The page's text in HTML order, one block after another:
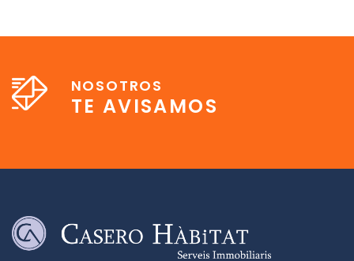
NOSOTROS
TE AVISAMOS